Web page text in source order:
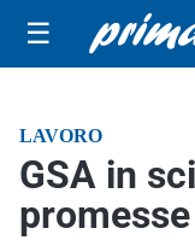
☰
LAVORO
GSA in